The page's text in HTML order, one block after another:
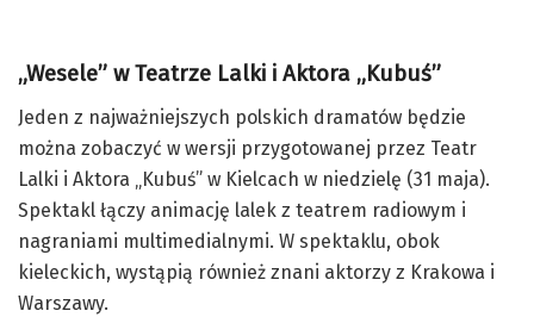
„Wesele” w Teatrze Lalki i Aktora „Kubuś”
Jeden z najważniejszych polskich dramatów będzie
można zobaczyć w wersji przygotowanej przez Teatr
Lalki i Aktora „Kubuś” w Kielcach w niedzielę (31 maja).
Spektakl łączy animację lalek z teatrem radiowym i
nagraniami multimedialnymi. W spektaklu, obok
kieleckich, wystąpią również znani aktorzy z Krakowa i
Warszawy.